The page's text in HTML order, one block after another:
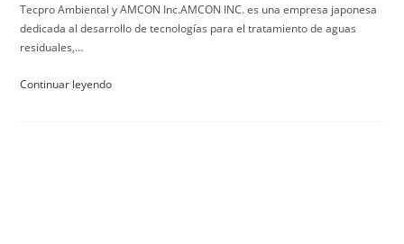
Tecpro Ambiental y AMCON Inc.AMCON INC. es una empresa japonesa
dedicada al desarrollo de tecnologías para el tratamiento de aguas
residuales,…
Continuar leyendo